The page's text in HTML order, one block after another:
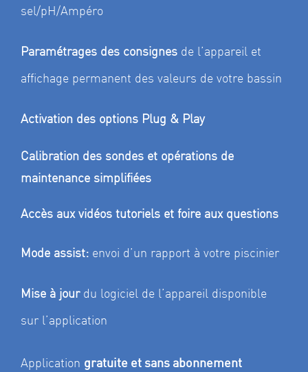
sel/pH/Ampéro
Paramétrages des consignesde l’appareil et
affichage permanent des valeurs de votre bassin
Activation des options Plug & Play
Calibration des sondes et opérations de
maintenance simplifiées
Accès aux vidéos tutoriels et foire aux questions
Mode assist: envoi d’un rapport à votre piscinier
Mise à jourdu logiciel de l’appareil disponible
sur l’application
Application gratuite et sans abonnement